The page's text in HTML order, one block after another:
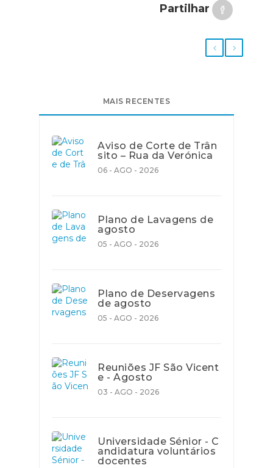
Partilhar
MAIS RECENTES
Aviso de Corte de Trân
sito – Rua da Verónica
06 - AGO - 2026
Plano de Lavagens de
agosto
05 - AGO - 2026
Plano de Deservagens
de agosto
05 - AGO - 2026
Reuniões JF São Vicent
e - Agosto
03 - AGO - 2026
Universidade Sénior - C
andidatura voluntários
docentes